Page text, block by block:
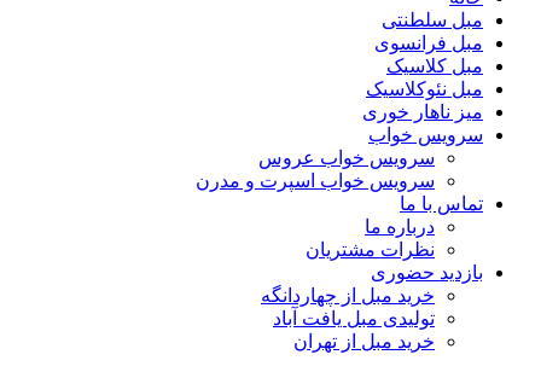
مبل سلطنتی
مبل فرانسوی
مبل کلاسیک
مبل نئوکلاسیک
میز ناهار خوری
سرویس خواب
سرویس خواب عروس
سرویس خواب اسپرت و مدرن
تماس با ما
درباره ما
نظرات مشتریان
بازدید حضوری
خرید مبل از چهاردانگه
تولیدی مبل یافت آباد
خرید مبل از تهران